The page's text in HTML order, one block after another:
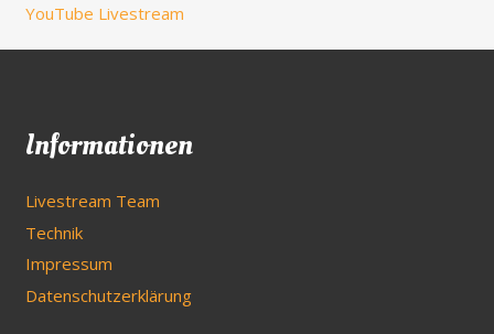
YouTube Livestream
Informationen
Livestream Team
Technik
Impressum
Datenschutzerklärung